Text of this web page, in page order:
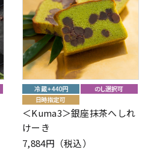
＜Kuma3＞銀座抹茶へしれ
けーき
7,884円（税込）